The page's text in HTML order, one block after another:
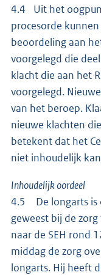
4.4 Uit het
procesorde
beoordeling aan
voorgelegd die
klacht die aan het
voorgelegd.
van het beroep.
nieuwe klachten
betekent dat het
niet inhoudelijk
Inhoudelijk oordeel
4.5 De longarts is
geweest bij de
naar de SEH rond
middag de zorg
longarts. Hij heeft